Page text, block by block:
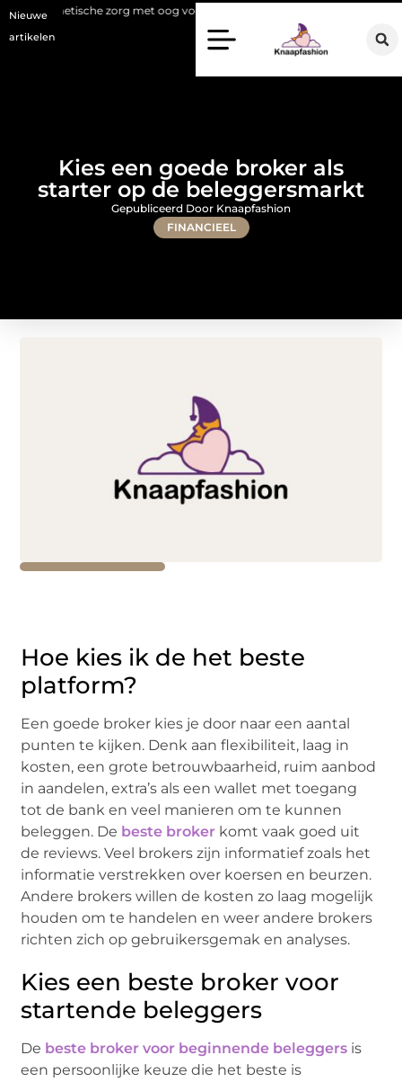
Nieuwe
artikelen
zorg met oog voor natuurlijke resultaten
Kies een goede broker als
starter op de beleggersmarkt
FINANCIEEL
Gepubliceerd Door Knaapfashion
Hoe kies ik de het beste
platform?
Een goede broker kies je door naar een aantal
punten te kijken. Denk aan flexibiliteit, laag in
kosten, een grote betrouwbaarheid, ruim aanbod
in aandelen, extra’s als een wallet met toegang
tot de bank en veel manieren om te kunnen
beleggen. De beste broker komt vaak goed uit
de reviews. Veel brokers zijn informatief zoals het
informatie verstrekken over koersen en beurzen.
Andere brokers willen de kosten zo laag mogelijk
houden om te handelen en weer andere brokers
richten zich op gebruikersgemak en analyses.
Kies een beste broker voor
startende beleggers
De beste broker voor beginnende beleggers is
een persoonlijke keuze die het beste is